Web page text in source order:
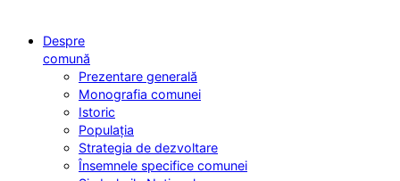
Despre
comună
Prezentare generală
Monografia comunei
Istoric
Populația
Strategia de dezvoltare
Însemnele specifice comunei